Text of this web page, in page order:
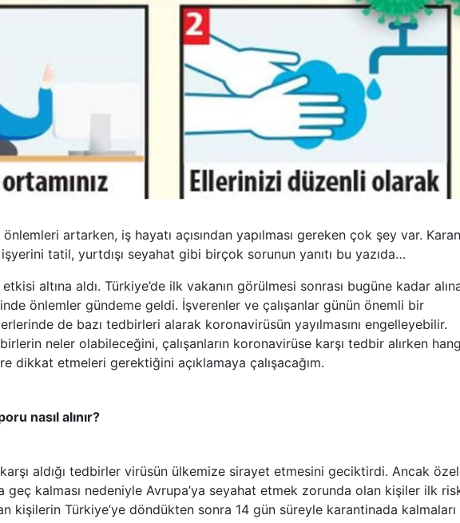
artarken, iş hayatı açısından yapılması gereken çok şey var.
tatil, yurtdışı seyahat gibi birçok sorunun yanıtı bu yazıda…
altına aldı. Türkiye’de ilk vakanın görülmesi sonrası bugüne kadar
önlemler gündeme geldi. İşverenler ve çalışanlar günün önemli bir
de bazı tedbirleri alarak koronavirüsün yayılmasını engelleyebilir.
neler olabileceğini, çalışanların koronavirüse karşı tedbir alırken
dikkat etmeleri gerektiğini açıklamaya çalışacağım.
nasıl alınır?
aldığı tedbirler virüsün ülkemize sirayet etmesini geciktirdi. Ancak
geç kalması nedeniyle Avrupa’ya seyahat etmek zorunda olan kişiler ilk
kişilerin Türkiye’ye döndükten sonra 14 gün süreyle karantinada